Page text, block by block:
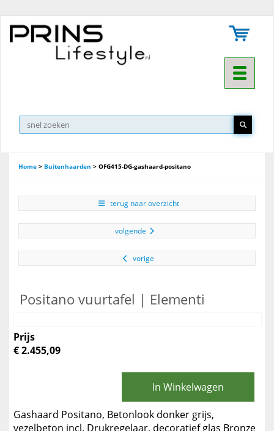
Toggle
Home > Buitenhaarden > OFG415-DG-gashaard-positano
terug naar overzicht
volgende
vorige
Positano vuurtafel | Elementi
Prijs
€ 2.455,09
In Winkelwagen
Gashaard Positano, Betonlook donker grijs,
vezelbeton incl. Drukregelaar, decoratief glas Bronze